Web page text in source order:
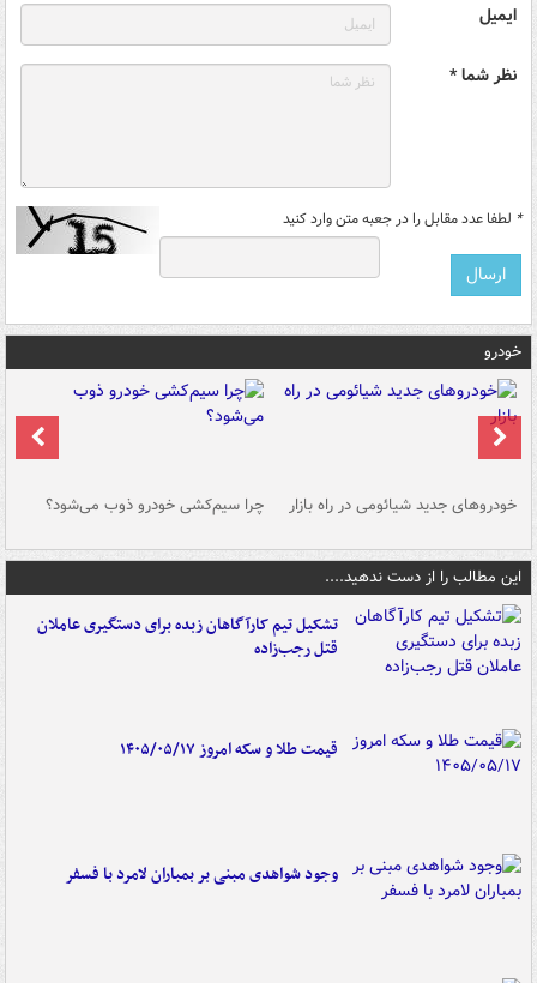
ایمیل
نظر شما *
* لطفا عدد مقابل را در جعبه متن وارد کنید
خودرو
خودروهای جدید شیائومی در راه بازار چرا سیم‌کشی خودرو ذوب می‌شود؟
این مطالب را از دست ندهید....
تشکیل تیم کارآگاهان زبده برای دستگیری عاملان
قتل رجب‌زاده
قیمت طلا و سکه امروز ۱۴۰۵/۰۵/۱۷
وجود شواهدی مبنی بر بمباران لامرد با فسفر